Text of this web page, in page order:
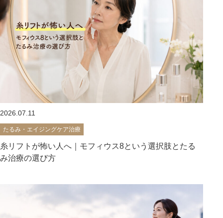
2026.07.11
たるみ・エイジングケア治療
糸リフトが怖い人へ｜モフィウス8という選択肢とたる
み治療の選び方